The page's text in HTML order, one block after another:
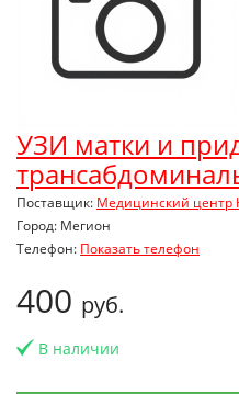
УЗИ матки и
Поставщик: Медицинский центр
Город: Мегион
Телефон: Показать телефон
400 руб.
В наличии